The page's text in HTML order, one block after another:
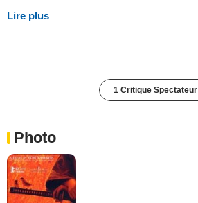
Lire plus
1 Critique Spectateur
Photo